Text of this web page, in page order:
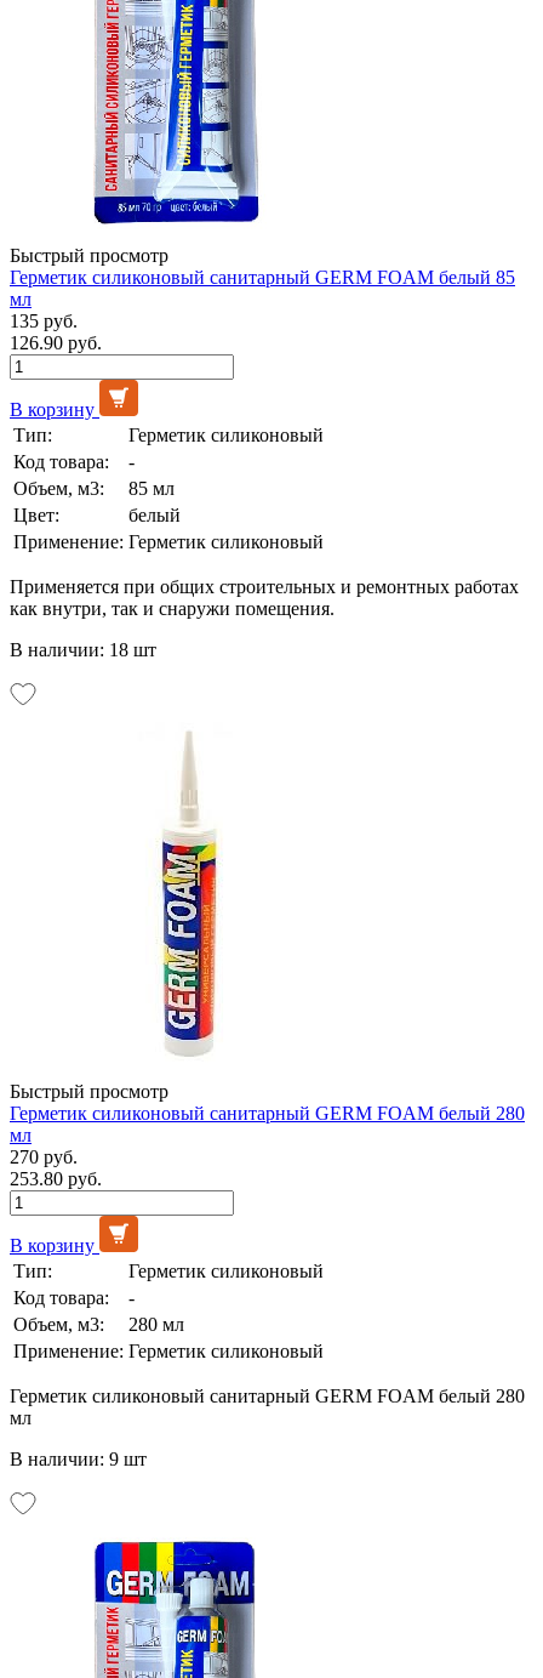
Быстрый просмотр
Герметик силиконовый санитарный GERM FOAM белый 85
мл
135 руб.
126.90 руб.
В корзину
Тип:
Герметик силиконовый
Код товара:
-
Объем, м3:
85 мл
Цвет:
белый
Применение: Герметик силиконовый
Применяется при общих строительных и ремонтных работах
как внутри, так и снаружи помещения.
В наличии: 18 шт
Быстрый просмотр
Герметик силиконовый санитарный GERM FOAM белый 280
мл
270 руб.
253.80 руб.
В корзину
Тип:
Герметик силиконовый
Код товара:
-
Объем, м3:
280 мл
Применение: Герметик силиконовый
Герметик силиконовый санитарный GERM FOAM белый 280
мл
В наличии: 9 шт